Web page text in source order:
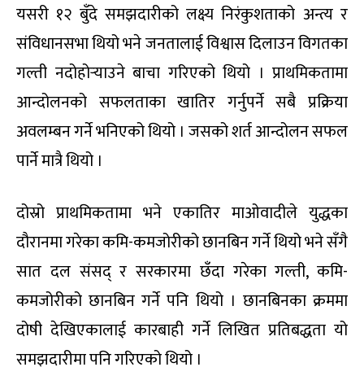
यसरी १२ बुँदे समझदारीको लक्ष्य निरंकुशताको अन्त्य र
संविधानसभा थियो भने जनतालाई विश्वास दिलाउन विगतका
गल्ती नदोहोर्‍याउने बाचा गरिएको थियो । प्राथमिकतामा
आन्दोलनको सफलताका खातिर गर्नुपर्ने सबै प्रक्रिया
अवलम्बन गर्ने भनिएको थियो । जसको शर्त आन्दोलन सफल
पार्ने मात्रै थियो ।
दोस्रो प्राथमिकतामा भने एकातिर माओवादीले युद्धका
दौरानमा गरेका कमि-कमजोरीको छानबिन गर्ने थियो भने सँगै
सात दल संसद् र सरकारमा छँदा गरेका गल्ती, कमि-
कमजोरीको छानबिन गर्ने पनि थियो । छानबिनका क्रममा
दोषी देखिएकालाई कारबाही गर्ने लिखित प्रतिबद्धता यो
समझदारीमा पनि गरिएको थियो ।